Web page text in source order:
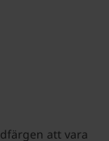
att vara